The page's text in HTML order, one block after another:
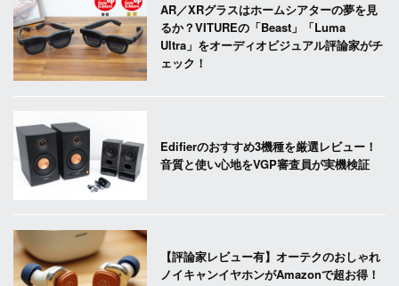
AR／XRグラスはホームシアターの夢を見
るか？VITUREの「Beast」「Luma
Ultra」をオーディオビジュアル評論家がチ
ェック！
Edifierのおすすめ3機種を厳選レビュー！
音質と使い心地をVGP審査員が実機検証
【評論家レビュー有】オーテクのおしゃれ
ノイキャンイヤホンがAmazonで超お得！